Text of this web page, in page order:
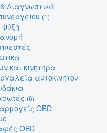
Διαγνωστικά
(1)
ψύξη
και κινητήρα
αυτοκινήτου
(6)
OBD
OBD